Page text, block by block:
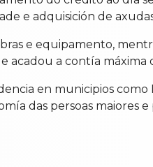
e adquisición de
e equipamento,
acadou a contía máxima
en municipios como
das persoas maiores